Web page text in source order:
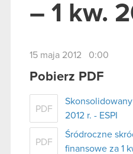
– 1 kw.
15 maja 2012 0:00
Pobierz PDF
PDF
2012 r. - ESPI
PDF
Śródroczne
finansowe za 1